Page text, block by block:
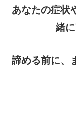
あなたの症状
緒
諦める前に、